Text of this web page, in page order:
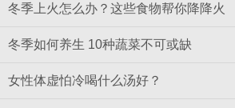
冬季上火怎么办？这些食物帮你降降火
冬季如何养生 10种蔬菜不可或缺
女性体虚怕冷喝什么汤好？